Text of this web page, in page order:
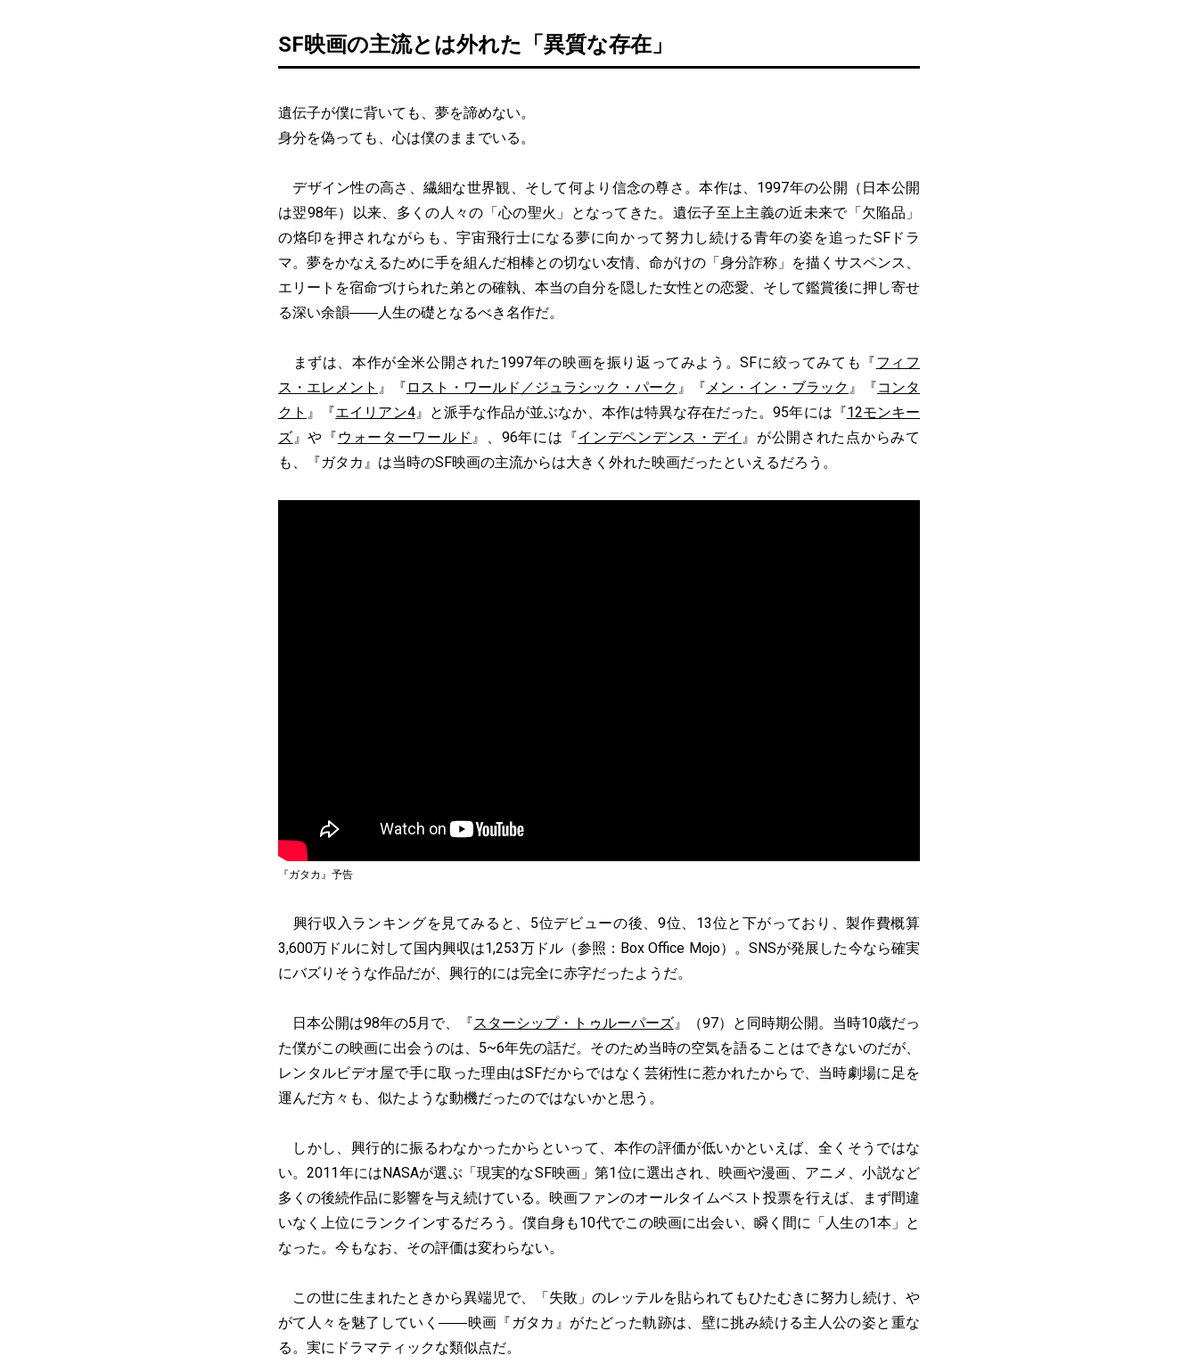
SF映画の主流とは外れた「異質な存在」
遺伝子が僕に背いても、夢を諦めない。
身分を偽っても、心は僕のままでいる。
デザイン性の高さ、繊細な世界観、そして何より信念の尊さ。本作は、1997年の公開（日本公開
は翌98年）以来、多くの人々の「心の聖火」となってきた。遺伝子至上主義の近未来で「欠陥品」
の烙印を押されながらも、宇宙飛行士になる夢に向かって努力し続ける青年の姿を追ったSFドラ
マ。夢をかなえるために手を組んだ相棒との切ない友情、命がけの「身分詐称」を描くサスペンス、
エリートを宿命づけられた弟との確執、本当の自分を隠した女性との恋愛、そして鑑賞後に押し寄せ
る深い余韻――人生の礎となるべき名作だ。
まずは、本作が全米公開された1997年の映画を振り返ってみよう。SFに絞ってみても『フィフ
ス・エレメント 』『 ロスト・ワールド／ジュラシック・パーク 』『メン・イン・ブラック 』『コンタ
クト 』『エイリアン4』と派手な作品が並ぶなか、本作は特異な存在だった。95年には『12モンキー
ズ』や『 ウォーターワールド 』、96年には『インデペンデンス・デイ 』が公開された点からみて
も、『ガタカ』は当時のSF映画の主流からは大きく外れた映画だったといえるだろう。
『ガタカ』予告
興行収入ランキングを見てみると、5位デビューの後、9位、13位と下がっており、製作費概算
3,600万ドルに対して国内興収は1,253万ドル（参照：Box Office Mojo）。SNSが発展した今なら確実
にバズりそうな作品だが、興行的には完全に赤字だったようだ。
日本公開は98年の5月で、『スターシップ・トゥルーパーズ』（97）と同時期公開。当時10歳だっ
た僕がこの映画に出会うのは、5~6年先の話だ。そのため当時の空気を語ることはできないのだが、
レンタルビデオ屋で手に取った理由はSFだからではなく芸術性に惹かれたからで、当時劇場に足を
運んだ方々も、似たような動機だったのではないかと思う。
しかし、興行的に振るわなかったからといって、本作の評価が低いかといえば、全くそうではな
い。2011年にはNASAが選ぶ「現実的なSF映画」第1位に選出され、映画や漫画、アニメ、小説など
多くの後続作品に影響を与え続けている。映画ファンのオールタイムベスト投票を行えば、まず間違
いなく上位にランクインするだろう。僕自身も10代でこの映画に出会い、瞬く間に「人生の1本」と
なった。今もなお、その評価は変わらない。
この世に生まれたときから異端児で、「失敗」のレッテルを貼られてもひたむきに努力し続け、や
がて人々を魅了していく――映画『ガタカ』がたどった軌跡は、壁に挑み続ける主人公の姿と重な
る。実にドラマティックな類似点だ。